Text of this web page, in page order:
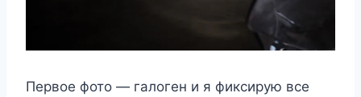
Первое фото — галоген и я фиксирую все